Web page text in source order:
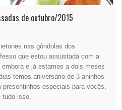
de outubro/2015
nas gôndolas dos
que estou assustada com a
e já estamos a dois meses
temos aniversário de 3 aninhos
especiais para vocês,
isso,